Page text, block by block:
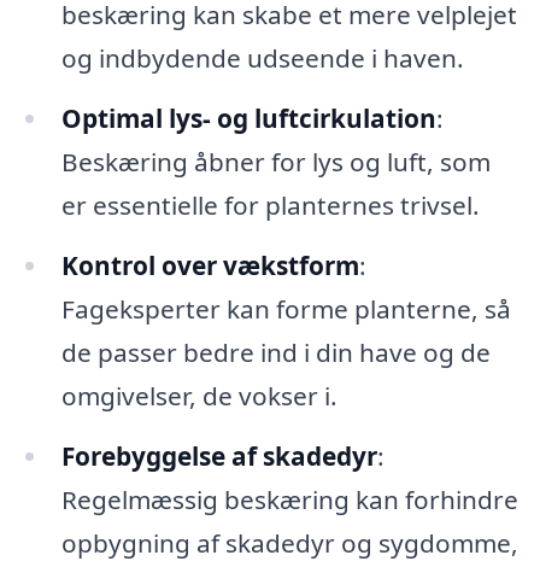
beskæring kan skabe et mere velplejet
og indbydende udseende i haven.
Optimal lys- og luftcirkulation:
Beskæring åbner for lys og luft, som
er essentielle for planternes trivsel.
Kontrol over vækstform:
Fageksperter kan forme planterne, så
de passer bedre ind i din have og de
omgivelser, de vokser i.
Forebyggelse af skadedyr:
Regelmæssig beskæring kan forhindre
opbygning af skadedyr og sygdomme,